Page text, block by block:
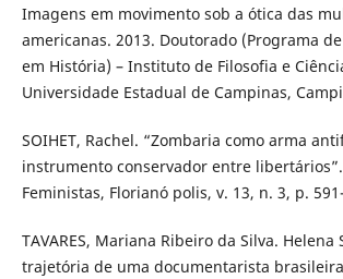
Imagens em movimento sob a ótica das
americanas. 2013. Doutorado (Programa
em História) – Instituto de Filosofia e
Universidade Estadual de Campinas,
SOIHET, Rachel. “Zombaria como arma
instrumento conservador entre
Feministas, Florianó polis, v. 13, n. 3, p.
TAVARES, Mariana Ribeiro da Silva. Helena
trajetória de uma documentarista